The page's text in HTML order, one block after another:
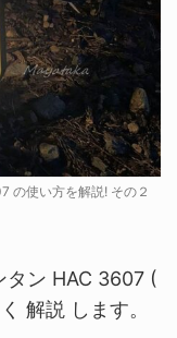
の使い方を解説! その２
ン HAC 3607 (
解説 します。